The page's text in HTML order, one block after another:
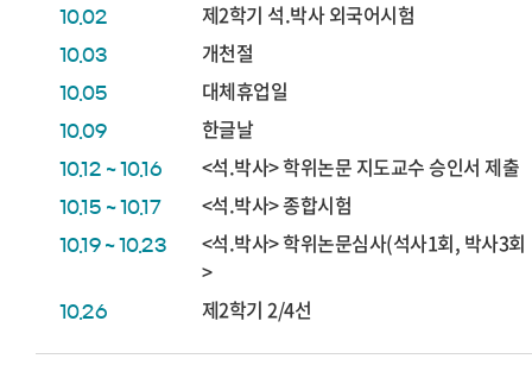
10.02 제2학기 석.박사 외국어시험
10.03 개천절
10.05 대체휴업일
10.09 한글날
10.12 ~ 10.16 <석.박사> 학위논문 지도교수 승인서 제출
10.15 ~ 10.17 <석.박사> 종합시험
10.19 ~ 10.23
<석.박사> 학위논문심사(석사1회, 박사3회
>
10.26 제2학기 2/4선